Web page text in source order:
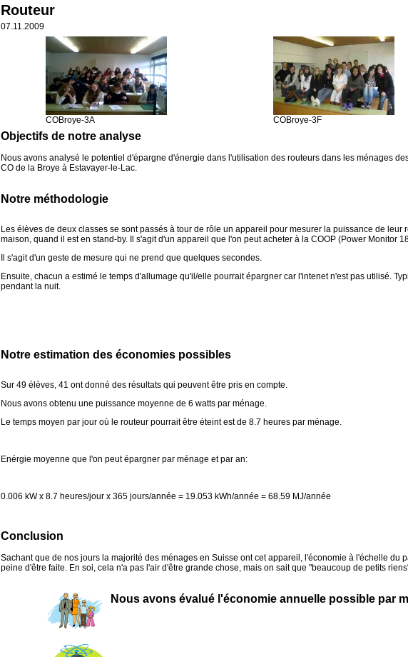
Routeur
07.11.2009
COBroye-3A COBroye-3F
Objectifs de notre analyse
Nous avons analysé le potentiel d'épargne d'énergie dans l'utilisation des routeurs dans les ménages
CO de la Broye à Estavayer-le-Lac.
Notre méthodologie
Les élèves de deux classes se sont passés à tour de rôle un appareil pour mesurer la puissance de leur
maison, quand il est en stand-by. Il s'agit d'un appareil que l'on peut acheter à la COOP (Power Monitor
Il s'agit d'un geste de mesure qui ne prend que quelques secondes.
Ensuite, chacun a estimé le temps d'allumage qu'il/elle pourrait épargner car l'intenet n'est pas utilisé.
pendant la nuit.
Notre estimation des économies possibles
Sur 49 élèves, 41 ont donné des résultats qui peuvent être pris en compte.
Nous avons obtenu une puissance moyenne de 6 watts par ménage.
Le temps moyen par jour où le routeur pourrait être éteint est de 8.7 heures par ménage.
Enérgie moyenne que l'on peut épargner par ménage et par an:
0.006 kW x 8.7 heures/jour x 365 jours/année = 19.053 kWh/année = 68.59 MJ/année
Conclusion
Sachant que de nos jours la majorité des ménages en Suisse ont cet appareil, l'économie à l'échelle du
peine d'être faite. En soi, cela n'a pas l'air d'être grande chose, mais on sait que "beaucoup de petits
Nous avons évalué l'économie annuelle possible par